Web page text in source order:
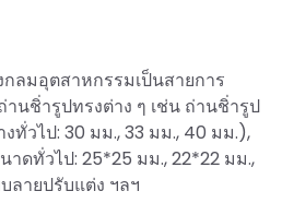
ลมอุตสาหกรรมเป็นสายการ
นชิ่ารูปทรงต่าง ๆ เช่น ถ่านชิ่ารูป
ทั่วไป: 30 มม., 33 มม., 40 มม.),
ดทั่วไป: 25*25 มม., 22*22 มม.,
ลายปรับแต่ง ฯลฯ